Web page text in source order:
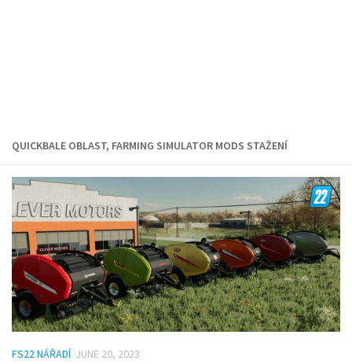
QUICKBALE OBLAST, FARMING SIMULATOR MODS STAŽENÍ
FS22 NÁŘADÍ JUNE 20, 2023